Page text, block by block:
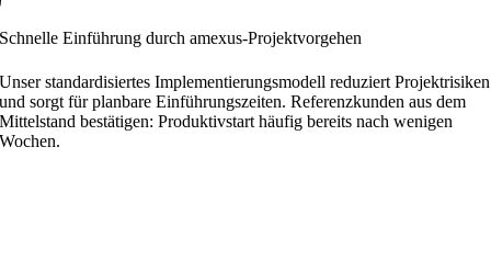
Schnelle Einführung durch amexus-Projektvorgehen
Unser standardisiertes Implementierungsmodell reduziert Projektrisiken
und sorgt für planbare Einführungszeiten. Referenzkunden aus dem
Mittelstand bestätigen: Produktivstart häufig bereits nach wenigen
Wochen.